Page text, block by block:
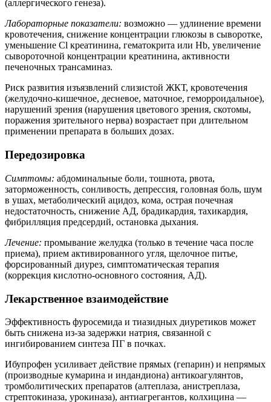
(аллергического генеза).
Лабораторные показатели: возможно — удлинение времени
кровотечения, снижение концентрации глюкозы в сыворотке,
уменьшение Cl креатинина, гематокрита или Hb, увеличение
сывороточной концентрации креатинина, активности
печеночных трансаминаз.
Риск развития изъязвлений слизистой ЖКТ, кровотечения
(желудочно-кишечное, десневое, маточное, геморроидальное),
нарушений зрения (нарушения цветового зрения, скотомы,
поражения зрительного нерва) возрастает при длительном
применении препарата в больших дозах.
Передозировка
Симптомы: абдоминальные боли, тошнота, рвота,
заторможенность, сонливость, депрессия, головная боль, шум
в ушах, метаболический ацидоз, кома, острая почечная
недостаточность, снижение АД, брадикардия, тахикардия,
фибрилляция предсердий, остановка дыхания.
Лечение: промывание желудка (только в течение часа после
приема), прием активированного угля, щелочное питье,
форсированный диурез, симптоматическая терапия
(коррекция кислотно-основного состояния, АД).
Лекарственное взаимодействие
Эффективность фуросемида и тиазидных диуретиков может
быть снижена из-за задержки натрия, связанной с
ингибированием синтеза ПГ в почках.
Ибупрофен усиливает действие прямых (гепарин) и непрямых
(производные кумарина и индандиона) антикоагулянтов,
тромболитических препаратов (алтеплаза, анистреплаза,
стрептокиназа, урокиназа), антиагрегантов, колхицина —